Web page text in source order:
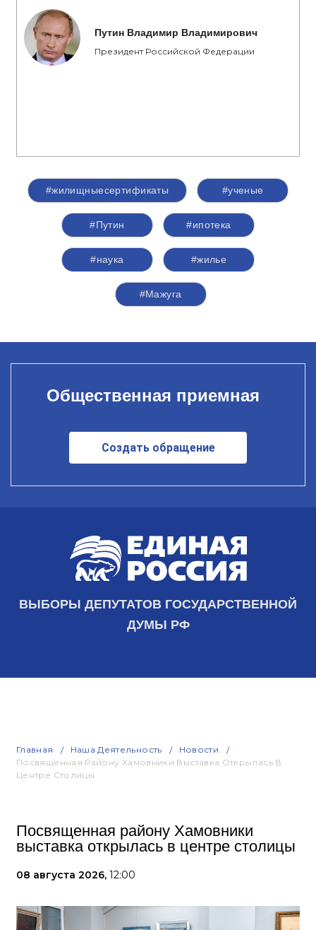
Путин Владимир Владимирович
Президент Российской Федерации
#жилищныесертификаты #ученые
#Путин #ипотека
#наука #жилье
#Мажуга
Общественная приемная
Создать обращение
ВЫБОРЫ ДЕПУТАТОВ ГОСУДАРСТВЕННОЙ
ДУМЫ РФ
Главная Наша Деятельность
Новости
Посвященная Району Хамовники Выставка Открылась В
Центре Столицы
Посвященная району Хамовники
выставка открылась в центре столицы
08 августа 2026, 12:00